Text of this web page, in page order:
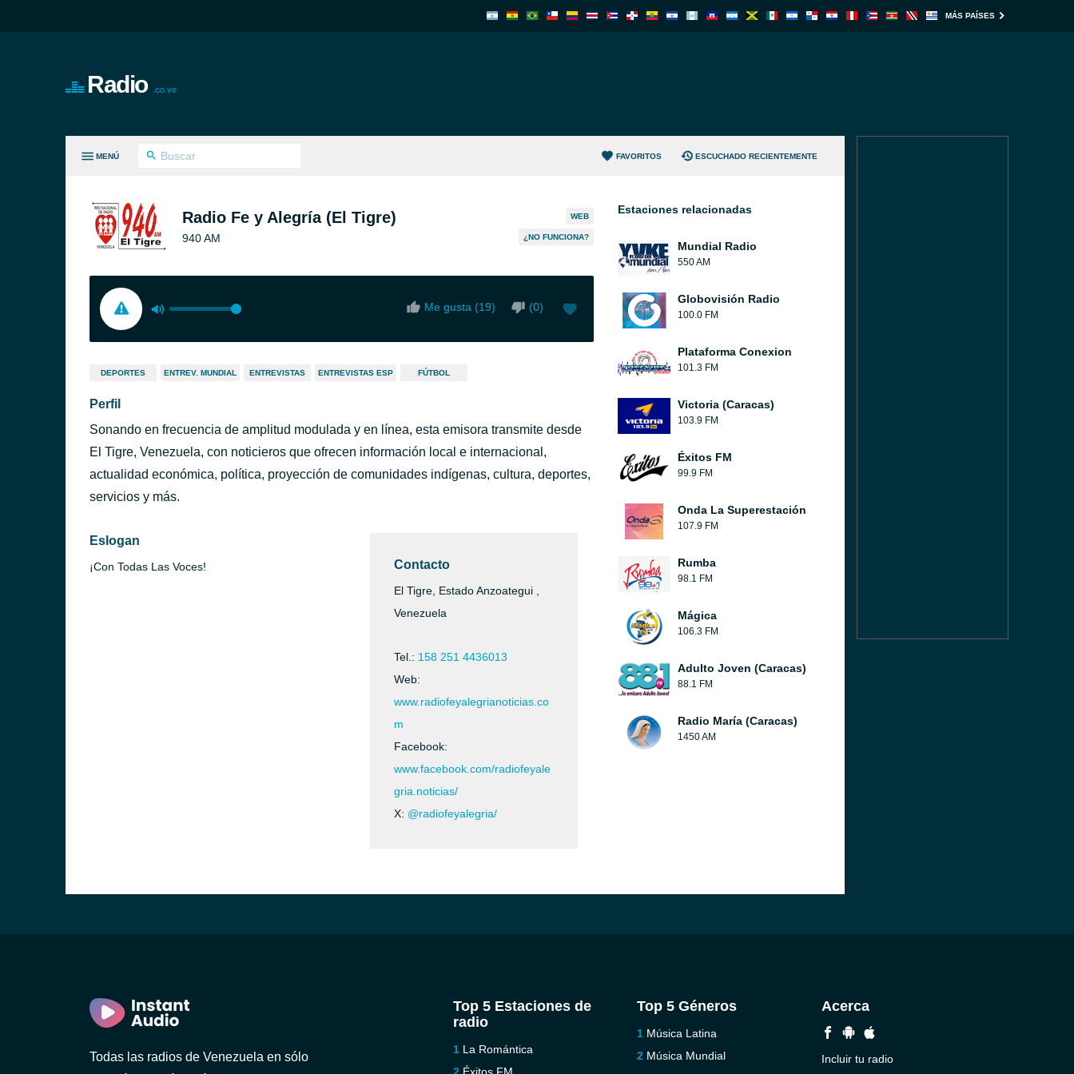
MÁS PAÍSES
Radio .co.ve
MENÚ FAVORITOS ESCUCHADO RECIENTEMENTE
Radio Fe y Alegría (El Tigre)
940 AM
WEB
¿NO FUNCIONA?
Me gusta (19) (0)
DEPORTES ENTREV. MUNDIAL ENTREVISTAS ENTREVISTAS ESP FÚTBOL
Perfil
Sonando en frecuencia de amplitud modulada y en línea, esta emisora transmite desde
El Tigre, Venezuela, con noticieros que ofrecen información local e internacional,
actualidad económica, política, proyección de comunidades indígenas, cultura, deportes,
servicios y más.
Eslogan
¡Con Todas Las Voces! Contacto
El Tigre, Estado Anzoategui ,
Venezuela
Tel.: 158 251 4436013
Web:
www.radiofeyalegrianoticias.co
m
Facebook:
www.facebook.com/radiofeyale
gria.noticias/
X: @radiofeyalegria/
Estaciones relacionadas
Mundial Radio
550 AM
Globovisión Radio
100.0 FM
Plataforma Conexion
101.3 FM
Victoria (Caracas)
103.9 FM
Éxitos FM
99.9 FM
Onda La Superestación
107.9 FM
Rumba
98.1 FM
Mágica
106.3 FM
Adulto Joven (Caracas)
88.1 FM
Radio María (Caracas)
1450 AM
Todas las radios de Venezuela en sólo
Top 5 Estaciones de
radio
La Romántica
Top 5 Géneros
Música Latina
Música Mundial
Acerca
Incluir tu radio